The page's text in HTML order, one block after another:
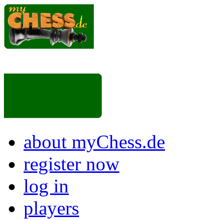
about myChess.de
register now
log in
players